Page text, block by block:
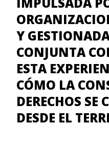
Y
CONJUNTA
ESTA
CÓMO LA
DERECHOS SE
DESDE EL